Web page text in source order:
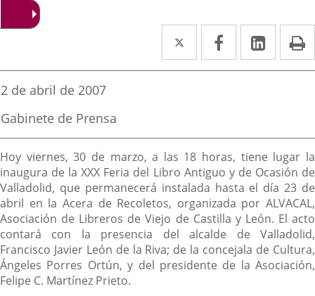
Twitter
Enlace
a
externa.
Facebook
Enlace
a
externa.
Enlace
a
Fecha
la
noticia
2 de abril de 2007
Fuente
la
noticia
Gabinete de Prensa
Descripción
Hoy viernes, 30 de marzo, a las 18 horas, tiene lugar la
inaugura de la XXX Feria del Libro Antiguo y de Ocasión de
Valladolid, que permanecerá instalada hasta el día 23 de
abril en la Acera de Recoletos, organizada por ALVACAL,
Asociación de Libreros de Viejo de Castilla y León. El acto
contará con la presencia del alcalde de Valladolid,
Francisco Javier León de la Riva; de la concejala de Cultura,
Ángeles Porres Ortún, y del presidente de la Asociación,
Felipe C. Martínez Prieto.